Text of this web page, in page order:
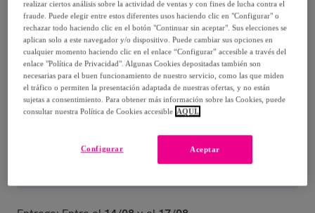
12,00 €
-41%
Vendido porEMPRENDIMIENTOS URBANOS
Entrega
realizar ciertos análisis sobre la actividad de ventas y con fines de lucha contra el
fraude. Puede elegir entre estos diferentes usos haciendo clic en "Configurar" o
rechazar todo haciendo clic en el botón "Continuar sin aceptar". Sus elecciones se
aplican solo a este navegador y/o dispositivo. Puede cambiar sus opciones en
cualquier momento haciendo clic en el enlace “Configurar” accesible a través del
enlace "Política de Privacidad". Algunas Cookies depositadas también son
necesarias para el buen funcionamiento de nuestro servicio, como las que miden
el tráfico o permiten la presentación adaptada de nuestras ofertas, y no están
sujetas a consentimiento. Para obtener más información sobre las Cookies, puede
consultar nuestra Política de Cookies accesible AQUÍ.
Aceptar
Configurar